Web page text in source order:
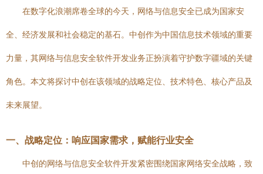
在数字化浪潮席卷全球的今天，网络与信息安全已成为国家安
全、经济发展和社会稳定的基石。中创作为中国信息技术领域的重要
力量，其网络与信息安全软件开发业务正扮演着守护数字疆域的关键
角色。本文将探讨中创在该领域的战略定位、技术特色、核心产品及
未来展望。
一、战略定位：响应国家需求，赋能行业安全
中创的网络与信息安全软件开发紧密围绕国家网络安全战略，致